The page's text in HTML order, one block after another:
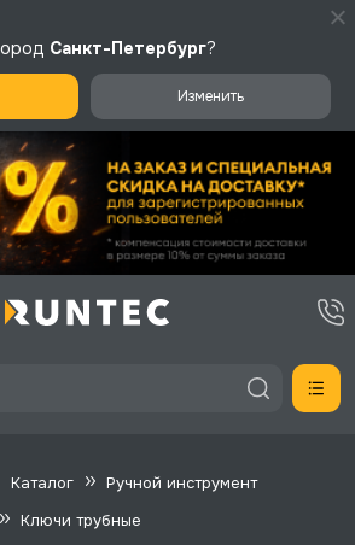
Санкт-Петербург?
Изменить
Каталог
Ручной инструмент
Ключи трубные